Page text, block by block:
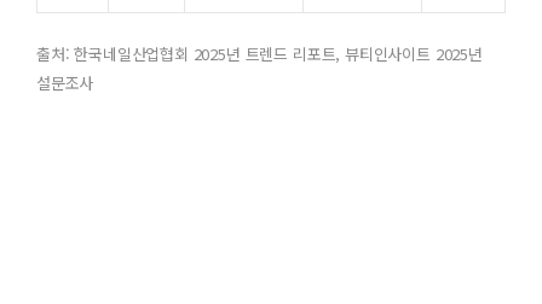
출처: 한국네일산업협회 2025년 트렌드 리포트, 뷰티인사이트 2025년
설문조사